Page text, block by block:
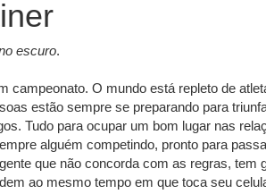
escuro.
campeonato. O mundo está repleto de
estão sempre se preparando para
Tudo para ocupar um bom lugar nas
alguém competindo, pronto para
que não concorda com as regras,
ao mesmo tempo em que toca seu